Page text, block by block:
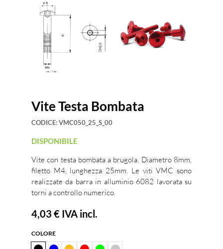
Vite Testa Bombata
CODICE:VMC050_25_S_00
DISPONIBILE
Vite con testa bombata a brugola. Diametro 8mm,
filetto M4, lunghezza 25mm. Le viti VMC sono
realizzate da barra in alluminio 6082 lavorata su
torni a controllo numerico.
4,03 € IVA incl.
COLORE